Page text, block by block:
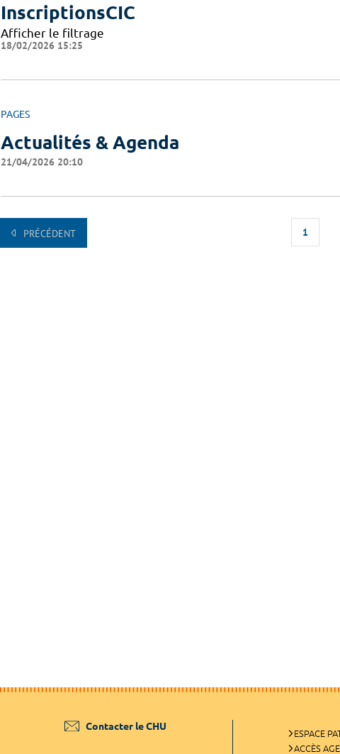
InscriptionsCIC
Afficher le filtrage
18/02/2026 15:25
PAGES
Actualités & Agenda
21/04/2026 20:10
PRÉCÉDENT 1
Contacter le CHU
ESPACE
ACCÈS